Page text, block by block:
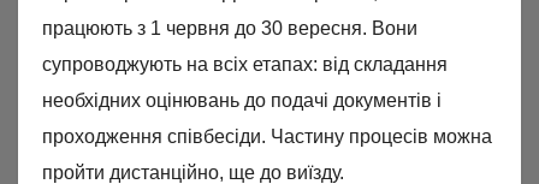
працюють з 1 червня до 30 вересня. Вони
супроводжують на всіх етапах: від складання
необхідних оцінювань до подачі документів і
проходження співбесіди. Частину процесів можна
пройти дистанційно, ще до виїзду.